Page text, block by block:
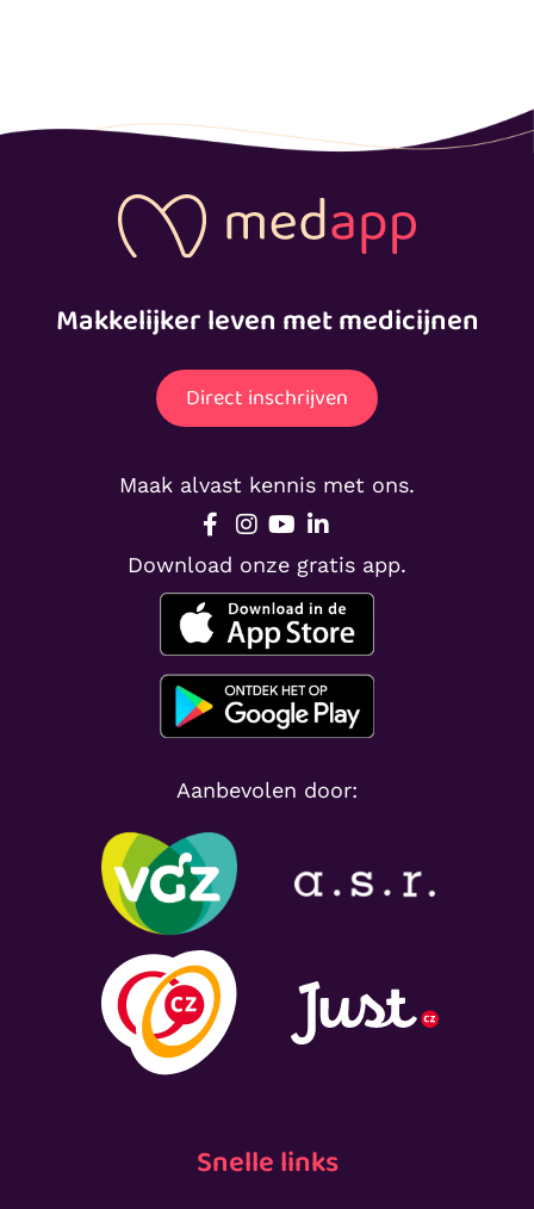
Makkelijker leven met medicijnen
Direct inschrijven
Maak alvast kennis met ons.
Download onze gratis app.
Aanbevolen door:
Snelle links